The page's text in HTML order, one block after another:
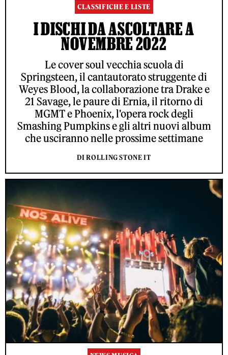
CLASSIFICHE E LISTE
I DISCHI DA ASCOLTARE A
NOVEMBRE 2022
Le cover soul vecchia scuola di
Springsteen, il cantautorato struggente di
Weyes Blood, la collaborazione tra Drake e
21 Savage, le paure di Ernia, il ritorno di
MGMT e Phoenix, l'opera rock degli
Smashing Pumpkins e gli altri nuovi album
che usciranno nelle prossime settimane
DI ROLLING STONE IT